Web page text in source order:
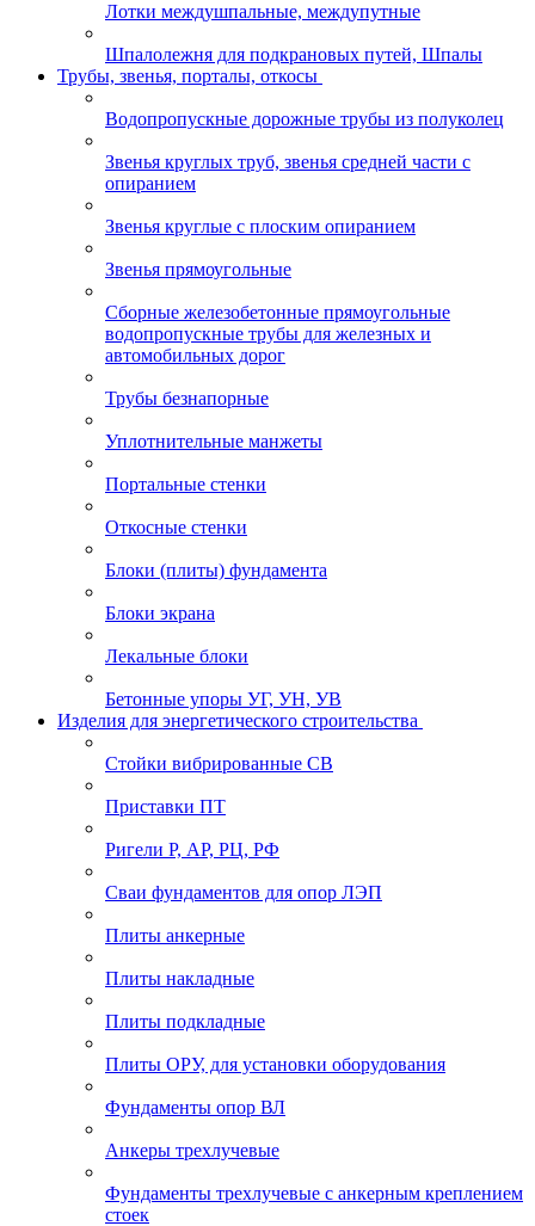
Лотки междушпальные, междупутные
Шпалолежня для подкрановых путей, Шпалы
Трубы, звенья, порталы, откосы
Водопропускные дорожные трубы из полуколец
Звенья круглых труб, звенья средней части с
опиранием
Звенья круглые с плоским опиранием
Звенья прямоугольные
Сборные железобетонные прямоугольные
водопропускные трубы для железных и
автомобильных дорог
Трубы безнапорные
Уплотнительные манжеты
Портальные стенки
Откосные стенки
Блоки (плиты) фундамента
Блоки экрана
Лекальные блоки
Бетонные упоры УГ, УН, УВ
Изделия для энергетического строительства
Стойки вибрированные СВ
Приставки ПТ
Ригели Р, АР, РЦ, РФ
Сваи фундаментов для опор ЛЭП
Плиты анкерные
Плиты накладные
Плиты подкладные
Плиты ОРУ, для установки оборудования
Фундаменты опор ВЛ
Анкеры трехлучевые
Фундаменты трехлучевые с анкерным креплением
стоек